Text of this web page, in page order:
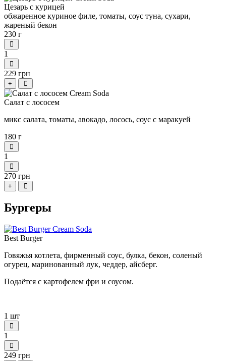
Цезарь с курицей
обжаренное куриное филе, томаты, соус туна, сухари,
жареный бекон
230 г
1
229 грн
+
Салат с лососем
микс салата, томаты, авокадо, лосось, соус с маракуей
180 г
1
270 грн
+
Бургеры
Best Вurger
Говяжья котлета, фирменный соус, булка, бекон, соленый
огурец, маринованный лук, чеддер, айсберг.
Подаётся с картофелем фри и соусом.
1 шт
1
249 грн